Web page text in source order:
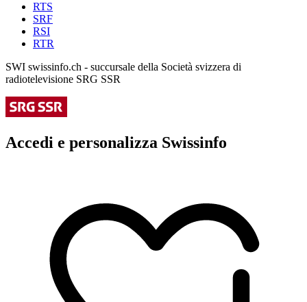
RTS
SRF
RSI
RTR
SWI swissinfo.ch - succursale della Società svizzera di
radiotelevisione SRG SSR
Accedi e personalizza Swissinfo